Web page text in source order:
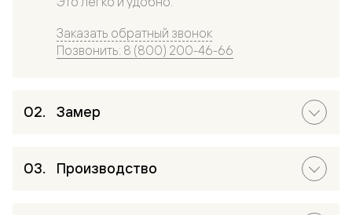
Заказать обратный звонок
Позвонить: 8 (800) 200-46-66
Замер
Производство